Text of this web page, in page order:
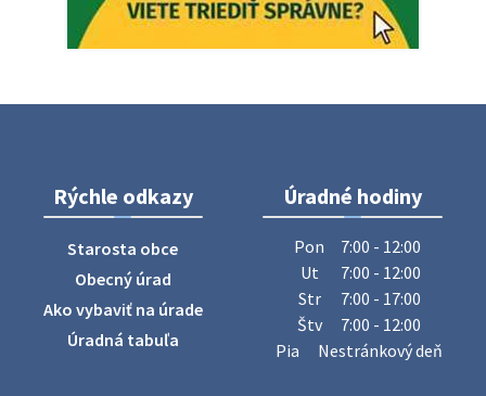
ZBER ŽELEZA
Obecný úrad oznamuje občanom, že v stredu 29. júla 2026
sa v našej obci uskutoční zber železa. Pracovníci Obecného
úradu budú od 8.00 hod. prechádzať obcou a zbierať
železný odpad …
27. júla 2026 06:31
Rýchle odkazy
Starosta obce
Obecný úrad
Ako vybaviť na úrade
Úradná tabuľa
Úradné hodiny
Pon
7:00 - 12:00
Ut
7:00 - 12:00
Str
7:00 - 17:00
Štv
7:00 - 12:00
Pia
Nestránkový deň